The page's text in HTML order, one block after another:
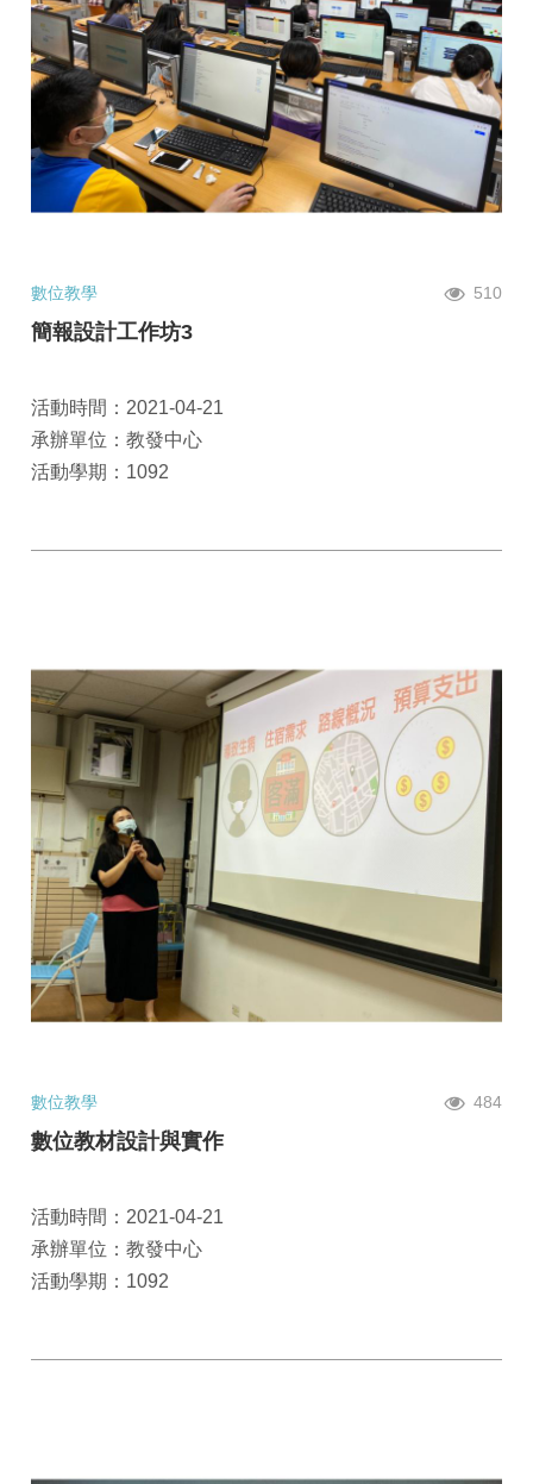
數位教學 510
簡報設計工作坊3
活動時間：2021-04-21
承辦單位：教發中心
活動學期：1092
數位教學 484
數位教材設計與實作
活動時間：2021-04-21
承辦單位：教發中心
活動學期：1092